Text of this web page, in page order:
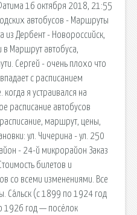
16 октября 2018, 21:55
автобусов - Маршруты
из Дербент - Новороссийск,
Маршрут автобуса,
Сергей - очень плохо что
с расписанием
когда я устраивался на
расписание автобусов
маршрут, цены,
ул. Чичерина - ул. 250
- 24-й микрорайон Заказ
билетов и
со всеми изменениями. Все
Са́льск (с 1899 по 1924 год
1926 год — посёлок